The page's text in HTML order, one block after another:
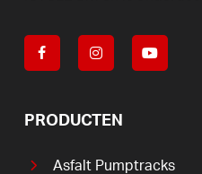
PRODUCTEN
Asfalt Pumptracks